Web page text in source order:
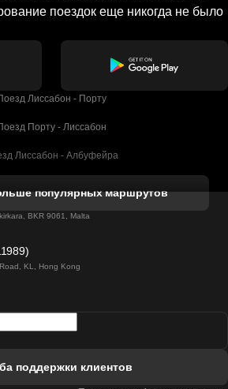
поездок еще никогда не было
Лиссабон - Порту
Порту - Лиссабон
Лиссабон - Албуфейра
Лиссабон - Лагос
Лиссабон - Мадрид
популярных маршрутов
BKR 9061, Malta
KL, Hong Kong
поддержки клиентов